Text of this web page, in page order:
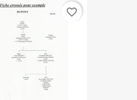
favorite_border